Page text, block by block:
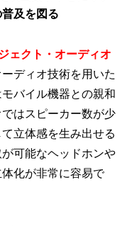
及を図る
ェクト・オーディオ
ディオ技術を用いた
バイル機器との親和
はスピーカー数が少
立体感を生み出せる
可能なヘッドホンや
化が非常に容易で